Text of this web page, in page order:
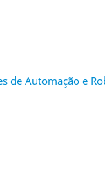
Automação e